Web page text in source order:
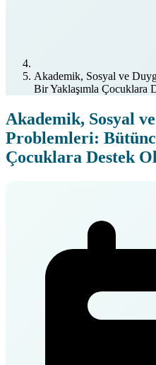
Akademik, Sosyal ve
Bir Yaklaşımla Çocuklara
Akademik, Sosyal
Problemleri:
Çocuklara Destek